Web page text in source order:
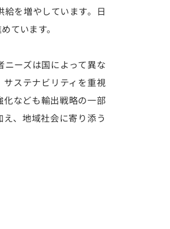
を増やしています。日
ています。
ーズは国によって異な
サステナビリティを重視
なども輸出戦略の一部
、地域社会に寄り添う